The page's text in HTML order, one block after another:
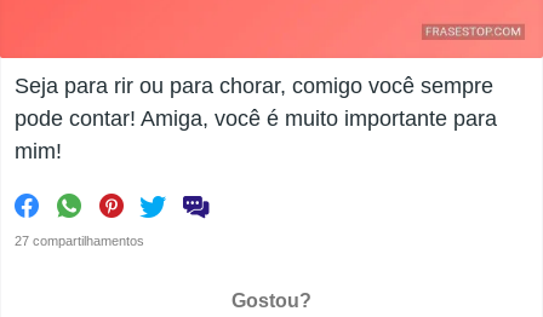
Seja para rir ou para chorar, comigo você sempre
pode contar! Amiga, você é muito importante para
mim!
27 compartilhamentos
Gostou?